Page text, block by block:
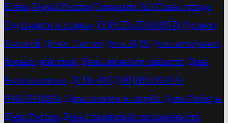
Елена Герой России Гимназия №3 Глава города
Год памяти и славы» ГОРСТЬ ПАМЯТИ Гусаков
Алексей Денис Гастев День ВДВ День ветеранов
боевых действий День военного связиста День
Космонавтики ДЕНЬ МЕДИЦИНСКОГО
РАБОТНИКА День памяти и скорби День Победы
День России День славянской письменности